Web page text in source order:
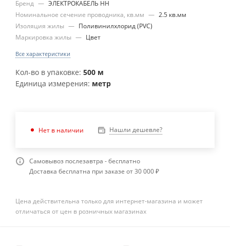
Бренд — ЭЛЕКТРОКАБЕЛЬ НН
Номинальное сечение проводника, кв.мм — 2.5 кв.мм
Изоляция жилы — Поливинилхлорид (PVC)
Маркировка жилы — Цвет
Все характеристики
Кол-во в упаковке: 500 м
Единица измерения: метр
Нет в наличии Нашли дешевле?
Самовывоз послезавтра - бесплатно
Доставка бесплатна при заказе от 30 000 ₽
Цена действительна только для интернет-магазина и может
отличаться от цен в розничных магазинах